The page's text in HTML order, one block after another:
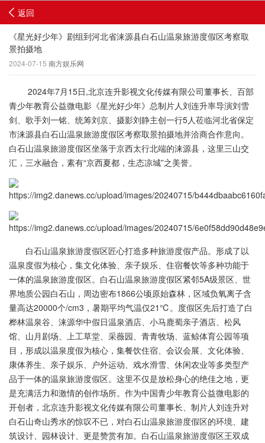
返回
《星光好少年》剧组到河北省涞源县白石山温泉旅游度假区考察取
景拍摄地
2024-07-15 南方娱乐网
2024年7月15日,北京连升影视文化传媒有限公司董事长、百部
青少年教育公益微电影《星光好少年》总制片人刘连升率导演刘雪
剑、歌手刘一铭、统筹刘京、摄影刘静主创一行5人莅临河北省保定
市涞源县白石山温泉旅游度假区考察取景拍摄地并洽商合作意向。
白石山温泉旅游度假区坐落于京西太行北端的涞源县，这里三山交
汇，三水融合，素有“京西夏都，生态凉城”之美誉。
白石山温泉旅游度假区匠心打造多种旅游度假产品。形成了以
温泉度假为核心，集文化体验、亲子娱乐、住宿餐饮等多种功能于
一体的温泉旅游度假区。白石山温泉旅游度假区紧邻5A级景区、世
界地质公园白石山，周边密布1866公顷原始森林，区域负氧离子含
量高达20000个/cm3，暑期平均气温仅21℃。度假区先后打造了白
桦林温泉谷、涞源华中假日温泉酒店、小马鹿蜀亲子酒店、松风
馆、山月剧场、上工草堂、采薇园、青青牧场、蓝鲸体育公园等项
目，形成以温泉度假为核心，集餐饮住宿、会议会展、文化体验、
康体养生、亲子娱乐、户外运动、戏水滑雪、休闲农业等多类型产
品于一体的温泉旅游度假区。这里不仅是放松身心的绝佳之地，更
是充满活力和激情的创作场所。作为中国青少年教育公益微电影的
开创者，北京连升影视文化传媒有限公司董事长、制片人刘连升对
白石山奇山秀水的惊叹不已，对白石山温泉旅游度假区的环境、建
筑设计、园林设计、更是赞赏有加。白石山温泉旅游度假区王双成